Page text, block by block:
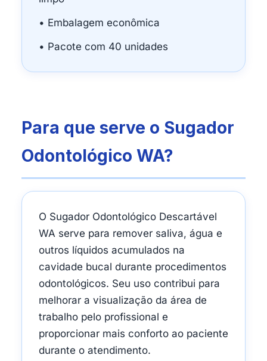
• Embalagem econômica
• Pacote com 40 unidades
Para que serve o Sugador
Odontológico WA?
O Sugador Odontológico Descartável
WA serve para remover saliva, água e
outros líquidos acumulados na
cavidade bucal durante procedimentos
odontológicos. Seu uso contribui para
melhorar a visualização da área de
trabalho pelo profissional e
proporcionar mais conforto ao paciente
durante o atendimento.